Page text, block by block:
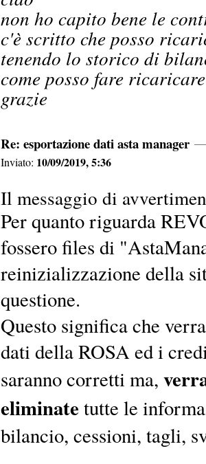
non ho capito bene le
c'è scritto che posso
tenendo lo storico di
come posso fare
grazie
Re: esportazione dati asta manager
Inviato: 10/09/2019, 5:36
Il messaggio di
Per quanto riguarda
fossero files di
reinizializzazione della
questione.
Questo significa che
dati della ROSA ed i
saranno corretti ma,
eliminate tutte le
bilancio, cessioni, tagli,